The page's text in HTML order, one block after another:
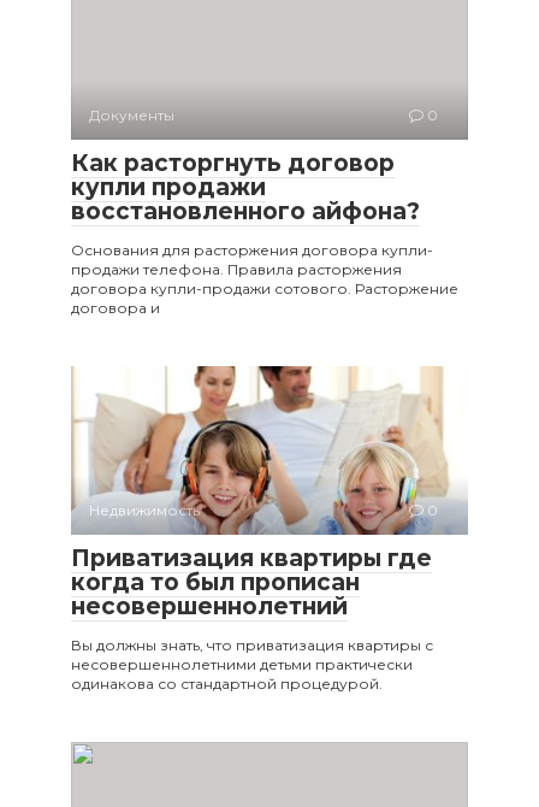
Документы 0
Как расторгнуть договор
купли продажи
восстановленного айфона?
Основания для расторжения договора купли-
продажи телефона. Правила расторжения
договора купли-продажи сотового. Расторжение
договора и
Недвижимость 0
Приватизация квартиры где
когда то был прописан
несовершеннолетний
Вы должны знать, что приватизация квартиры с
несовершеннолетними детьми практически
одинакова со стандартной процедурой.